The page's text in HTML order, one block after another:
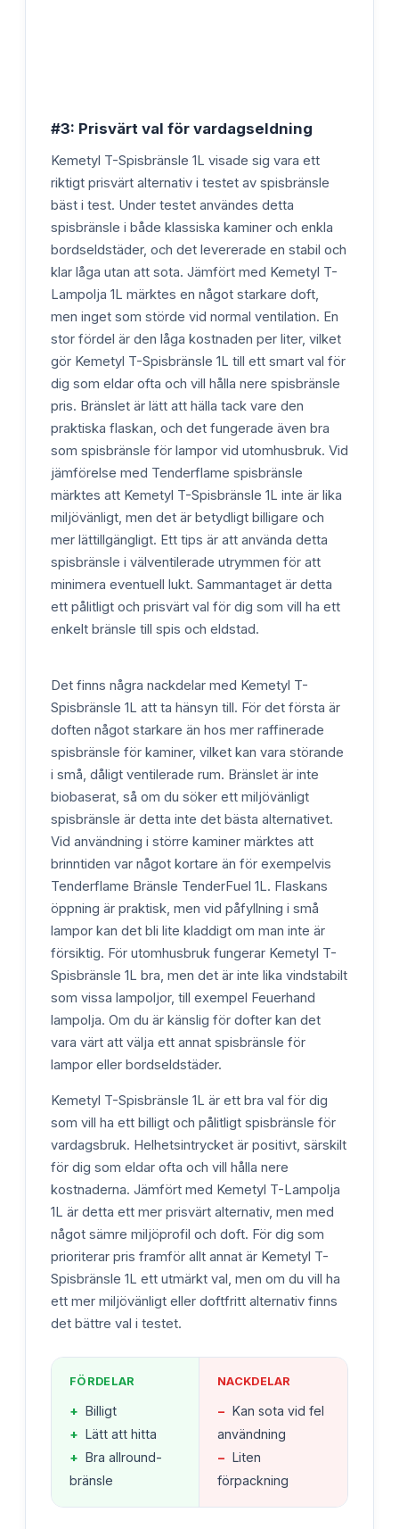
#3: Prisvärt val för vardagseldning
Kemetyl T-Spisbränsle 1L visade sig vara ett
riktigt prisvärt alternativ i testet av spisbränsle
bäst i test. Under testet användes detta
spisbränsle i både klassiska kaminer och enkla
bordseldstäder, och det levererade en stabil och
klar låga utan att sota. Jämfört med Kemetyl T-
Lampolja 1L märktes en något starkare doft,
men inget som störde vid normal ventilation. En
stor fördel är den låga kostnaden per liter, vilket
gör Kemetyl T-Spisbränsle 1L till ett smart val för
dig som eldar ofta och vill hålla nere spisbränsle
pris. Bränslet är lätt att hälla tack vare den
praktiska flaskan, och det fungerade även bra
som spisbränsle för lampor vid utomhusbruk. Vid
jämförelse med Tenderflame spisbränsle
märktes att Kemetyl T-Spisbränsle 1L inte är lika
miljövänligt, men det är betydligt billigare och
mer lättillgängligt. Ett tips är att använda detta
spisbränsle i välventilerade utrymmen för att
minimera eventuell lukt. Sammantaget är detta
ett pålitligt och prisvärt val för dig som vill ha ett
enkelt bränsle till spis och eldstad.
Det finns några nackdelar med Kemetyl T-
Spisbränsle 1L att ta hänsyn till. För det första är
doften något starkare än hos mer raffinerade
spisbränsle för kaminer, vilket kan vara störande
i små, dåligt ventilerade rum. Bränslet är inte
biobaserat, så om du söker ett miljövänligt
spisbränsle är detta inte det bästa alternativet.
Vid användning i större kaminer märktes att
brinntiden var något kortare än för exempelvis
Tenderflame Bränsle TenderFuel 1L. Flaskans
öppning är praktisk, men vid påfyllning i små
lampor kan det bli lite kladdigt om man inte är
försiktig. För utomhusbruk fungerar Kemetyl T-
Spisbränsle 1L bra, men det är inte lika vindstabilt
som vissa lampoljor, till exempel Feuerhand
lampolja. Om du är känslig för dofter kan det
vara värt att välja ett annat spisbränsle för
lampor eller bordseldstäder.
Kemetyl T-Spisbränsle 1L är ett bra val för dig
som vill ha ett billigt och pålitligt spisbränsle för
vardagsbruk. Helhetsintrycket är positivt, särskilt
för dig som eldar ofta och vill hålla nere
kostnaderna. Jämfört med Kemetyl T-Lampolja
1L är detta ett mer prisvärt alternativ, men med
något sämre miljöprofil och doft. För dig som
prioriterar pris framför allt annat är Kemetyl T-
Spisbränsle 1L ett utmärkt val, men om du vill ha
ett mer miljövänligt eller doftfritt alternativ finns
det bättre val i testet.
FÖRDELAR
+ Billigt
+ Lätt att hitta
+ Bra allround-
bränsle
NACKDELAR
− Kan sota vid fel
användning
− Liten
förpackning